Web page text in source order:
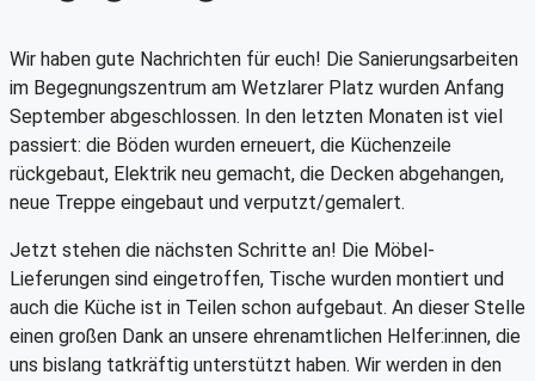
Wir haben gute Nachrichten für euch! Die Sanierungsarbeiten
im Begegnungszentrum am Wetzlarer Platz wurden Anfang
September abgeschlossen. In den letzten Monaten ist viel
passiert: die Böden wurden erneuert, die Küchenzeile
rückgebaut, Elektrik neu gemacht, die Decken abgehangen,
neue Treppe eingebaut und verputzt/gemalert.
Jetzt stehen die nächsten Schritte an! Die Möbel-
Lieferungen sind eingetroffen, Tische wurden montiert und
auch die Küche ist in Teilen schon aufgebaut. An dieser Stelle
einen großen Dank an unsere ehrenamtlichen Helfer:innen, die
uns bislang tatkräftig unterstützt haben. Wir werden in den